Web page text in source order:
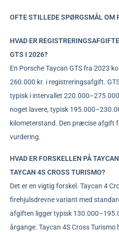
OFTE STILLEDE SPØRGSMÅL OM
HVAD ER
GTS I 2026?
En Porsche Taycan GTS fra 2023
260.000 kr. i registreringsafgift.
typisk i intervallet
noget lavere, typisk
kilometerstand. Den præcise afgift
vurdering.
HVAD ER FORSKELLEN PÅ
TAYCAN 4S CROSS TURISMO?
Det er en vigtig forskel. Taycan 4
firehjulsdrevne variant med
afgiften ligger typisk
årgange. Taycan 4S Cross